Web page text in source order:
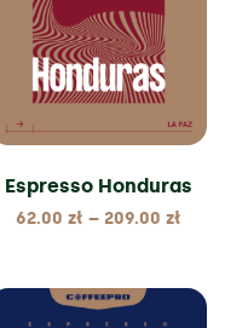
Espresso Honduras
62.00 zł – 209.00 zł